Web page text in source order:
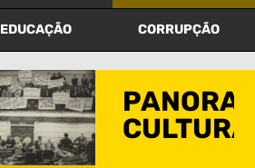
EDUCAÇÃO CORRUPÇÃO